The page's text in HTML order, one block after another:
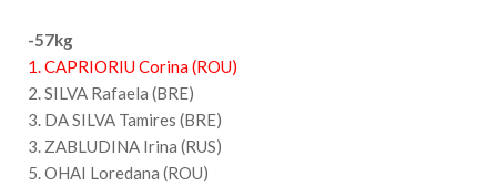
-57kg
1. CAPRIORIU Corina (ROU)
2. SILVA Rafaela (BRE)
3. DA SILVA Tamires (BRE)
3. ZABLUDINA Irina (RUS)
5. OHAI Loredana (ROU)